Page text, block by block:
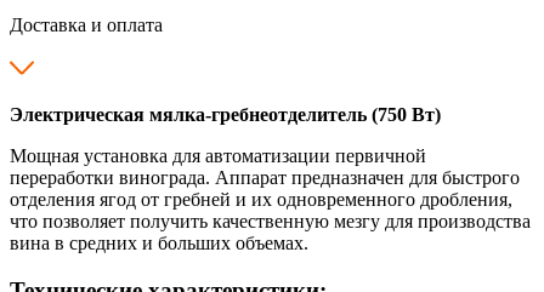
Доставка и оплата
Электрическая мялка-гребнеотделитель (750 Вт)
Мощная установка для автоматизации первичной
переработки винограда. Аппарат предназначен для быстрого
отделения ягод от гребней и их одновременного дробления,
что позволяет получить качественную мезгу для производства
вина в средних и больших объемах.